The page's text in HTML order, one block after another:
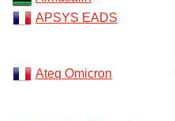
Крокус Экспо
Документы
Место проведения HeliRussia
Для СМИ
APSYS EADS
Ateq Omicron